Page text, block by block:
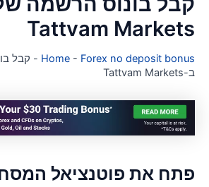
Tattvam
Home-Forex no deposit
-
את פוטנציאל